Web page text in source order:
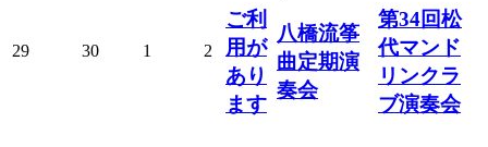
29 30 1 2
ご利
用が
あり
ます
八橋流筝
曲定期演
奏会
第34回松
代マンド
リンクラ
ブ演奏会